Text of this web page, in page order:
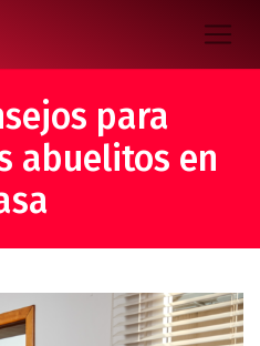
para
abuelitos en